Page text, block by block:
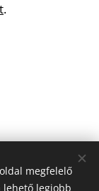
.
megfelelő
lehető legjobb